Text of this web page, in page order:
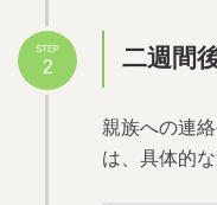
二週間
親族への連
は、具体的
STEP
2